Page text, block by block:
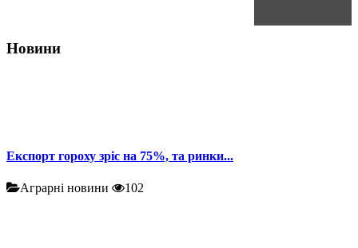
Новини
Експорт гороху зріс на 75%, та ринки...
Аграрні новини 102